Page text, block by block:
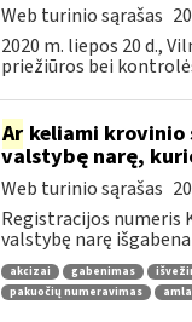
Web turinio sąrašas
2020 m. liepos 20 d.,
priežiūros bei
Arkeliami krovinio
valstybę narę,
Web turinio sąrašas
Registracijos numeris
valstybę narę
akcizai gabenimas
pakuočių numeravimas